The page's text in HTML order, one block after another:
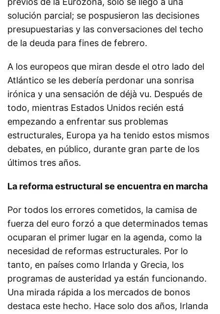
solución parcial; se pospusieron las decisiones
presupuestarias y las conversaciones del techo
de la deuda para fines de febrero.
A los europeos que miran desde el otro lado del
Atlántico se les debería perdonar una sonrisa
irónica y una sensación de déjà vu. Después de
todo, mientras Estados Unidos recién está
empezando a enfrentar sus problemas
estructurales, Europa ya ha tenido estos mismos
debates, en público, durante gran parte de los
últimos tres años.
La reforma estructural se encuentra en marcha
Por todos los errores cometidos, la camisa de
fuerza del euro forzó a que determinados temas
ocuparan el primer lugar en la agenda, como la
necesidad de reformas estructurales. Por lo
tanto, en países como Irlanda y Grecia, los
programas de austeridad ya están funcionando.
Una mirada rápida a los mercados de bonos
destaca este hecho. Hace solo dos años, Irlanda